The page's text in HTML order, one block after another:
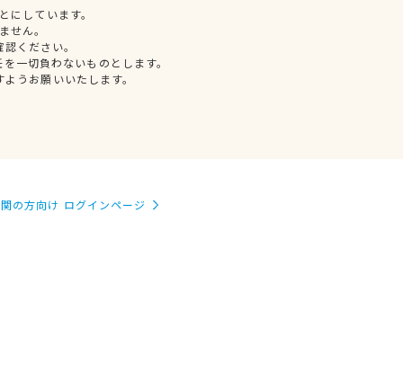
しています。
せん。
ください。
一切負わないものとします。
うお願いいたします。
の方向け ログインページ